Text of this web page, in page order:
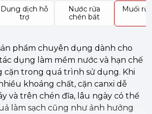
Dung dịch hỗ
trợ
Nước rửa
chén bát
Muối
phẩm chuyên dụng dành cho
dụng làm mềm nước và hạn chế
cặn trong quá trình sử dụng. Khi
khoáng chất, cặn canxi dễ
và trên chén đĩa, lâu ngày có thể
làm sạch cũng như ảnh hưởng